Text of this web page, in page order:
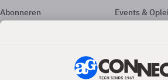
Abonneren
Adverteren
Events &